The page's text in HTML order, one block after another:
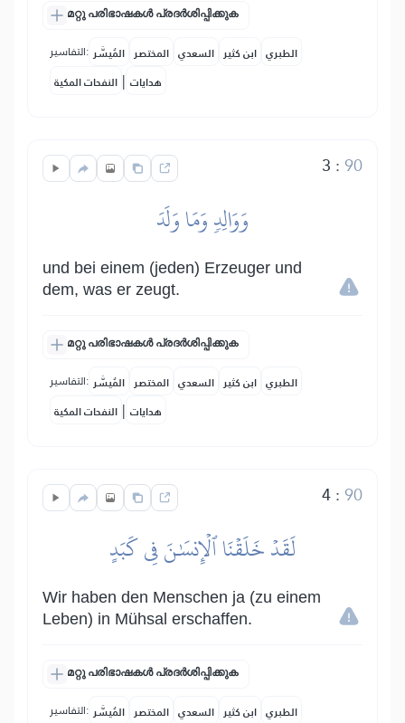
മറ്റു പരിഭാഷകൾ പ്രദർശിപ്പിക്കുക
التفاسير: المُيسَّر المختصر السعدي ابن كثير الطبري
النفحات المكية | هدايات
3 :90
وَوَالِدٖ وَمَا وَلَدَ
und bei einem (jeden) Erzeuger und
dem, was er zeugt.
മറ്റു പരിഭാഷകൾ പ്രദർശിപ്പിക്കുക
التفاسير: المُيسَّر المختصر السعدي ابن كثير الطبري
النفحات المكية | هدايات
4:90
لَقَدۡ خَلَقۡنَا ٱلۡإِنسَٰنَ فِي كَبَدٍ
Wir haben den Menschen ja (zu einem
Leben) in Mühsal erschaffen.
മറ്റു പരിഭാഷകൾ പ്രദർശിപ്പിക്കുക
التفاسير: المُيسَّر المختصر السعدي ابن كثير الطبري